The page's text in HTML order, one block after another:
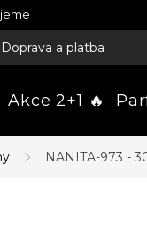
Doprava a platba
Akce 2+1 🔥
NANITA-973 -